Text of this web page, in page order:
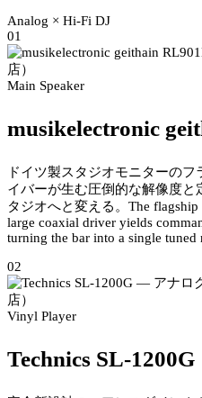
Analog × Hi-Fi DJ
01
Main Speaker
musikelectronic
ドイツ製スタジオモニターの
イバーが生む圧倒的な解像度と
タジオへと変える。 The
large coaxial driver yields
turning the bar into a single tuned
02
Vinyl Player
Technics SL-1200G